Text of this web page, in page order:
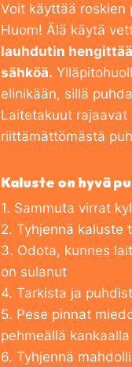
Voit käyttää roskien
Huom! Älä käytä
lauhdutin
sähköä.
elinikään, sillä
Laitetakuut
riittämättömästä
Kaluste on hyvä
1. Sammuta virrat
2. Tyhjennä kaluste
3. Odota, kunnes
on sulanut
4. Tarkista ja
5. Pese pinnat
pehmeällä kankaalla
6. Tyhjennä